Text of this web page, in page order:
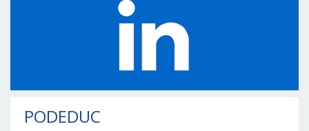
PODEDUC